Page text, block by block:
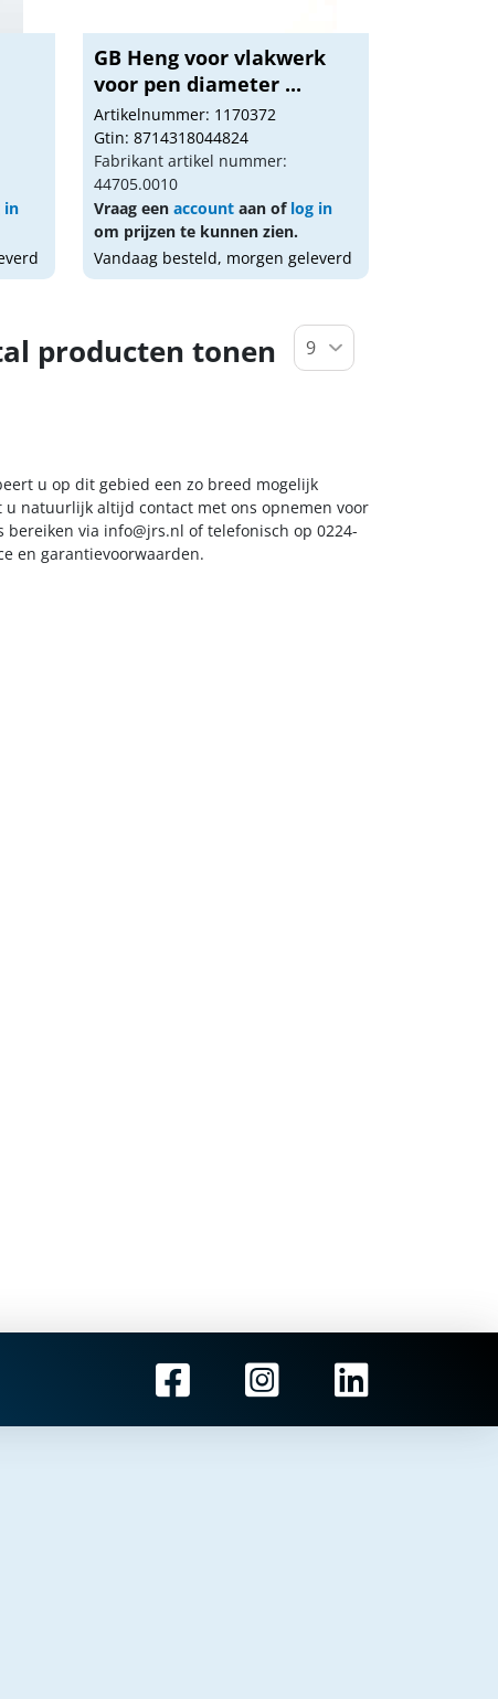
in
GB Heng voor vlakwerk
voor pen diameter ...
Artikelnummer: 1170372
Gtin: 8714318044824
Fabrikant artikel nummer:
44705.0010
Vraag eenaccount aan of log in
om prijzen te kunnen zien.
Vandaag besteld, morgen geleverd
producten tonen
u op dit gebied een zo breed mogelijk
natuurlijk altijd contact met ons opnemen voor
bereiken via info@jrs.nl of telefonisch op 0224-
en garantievoorwaarden.